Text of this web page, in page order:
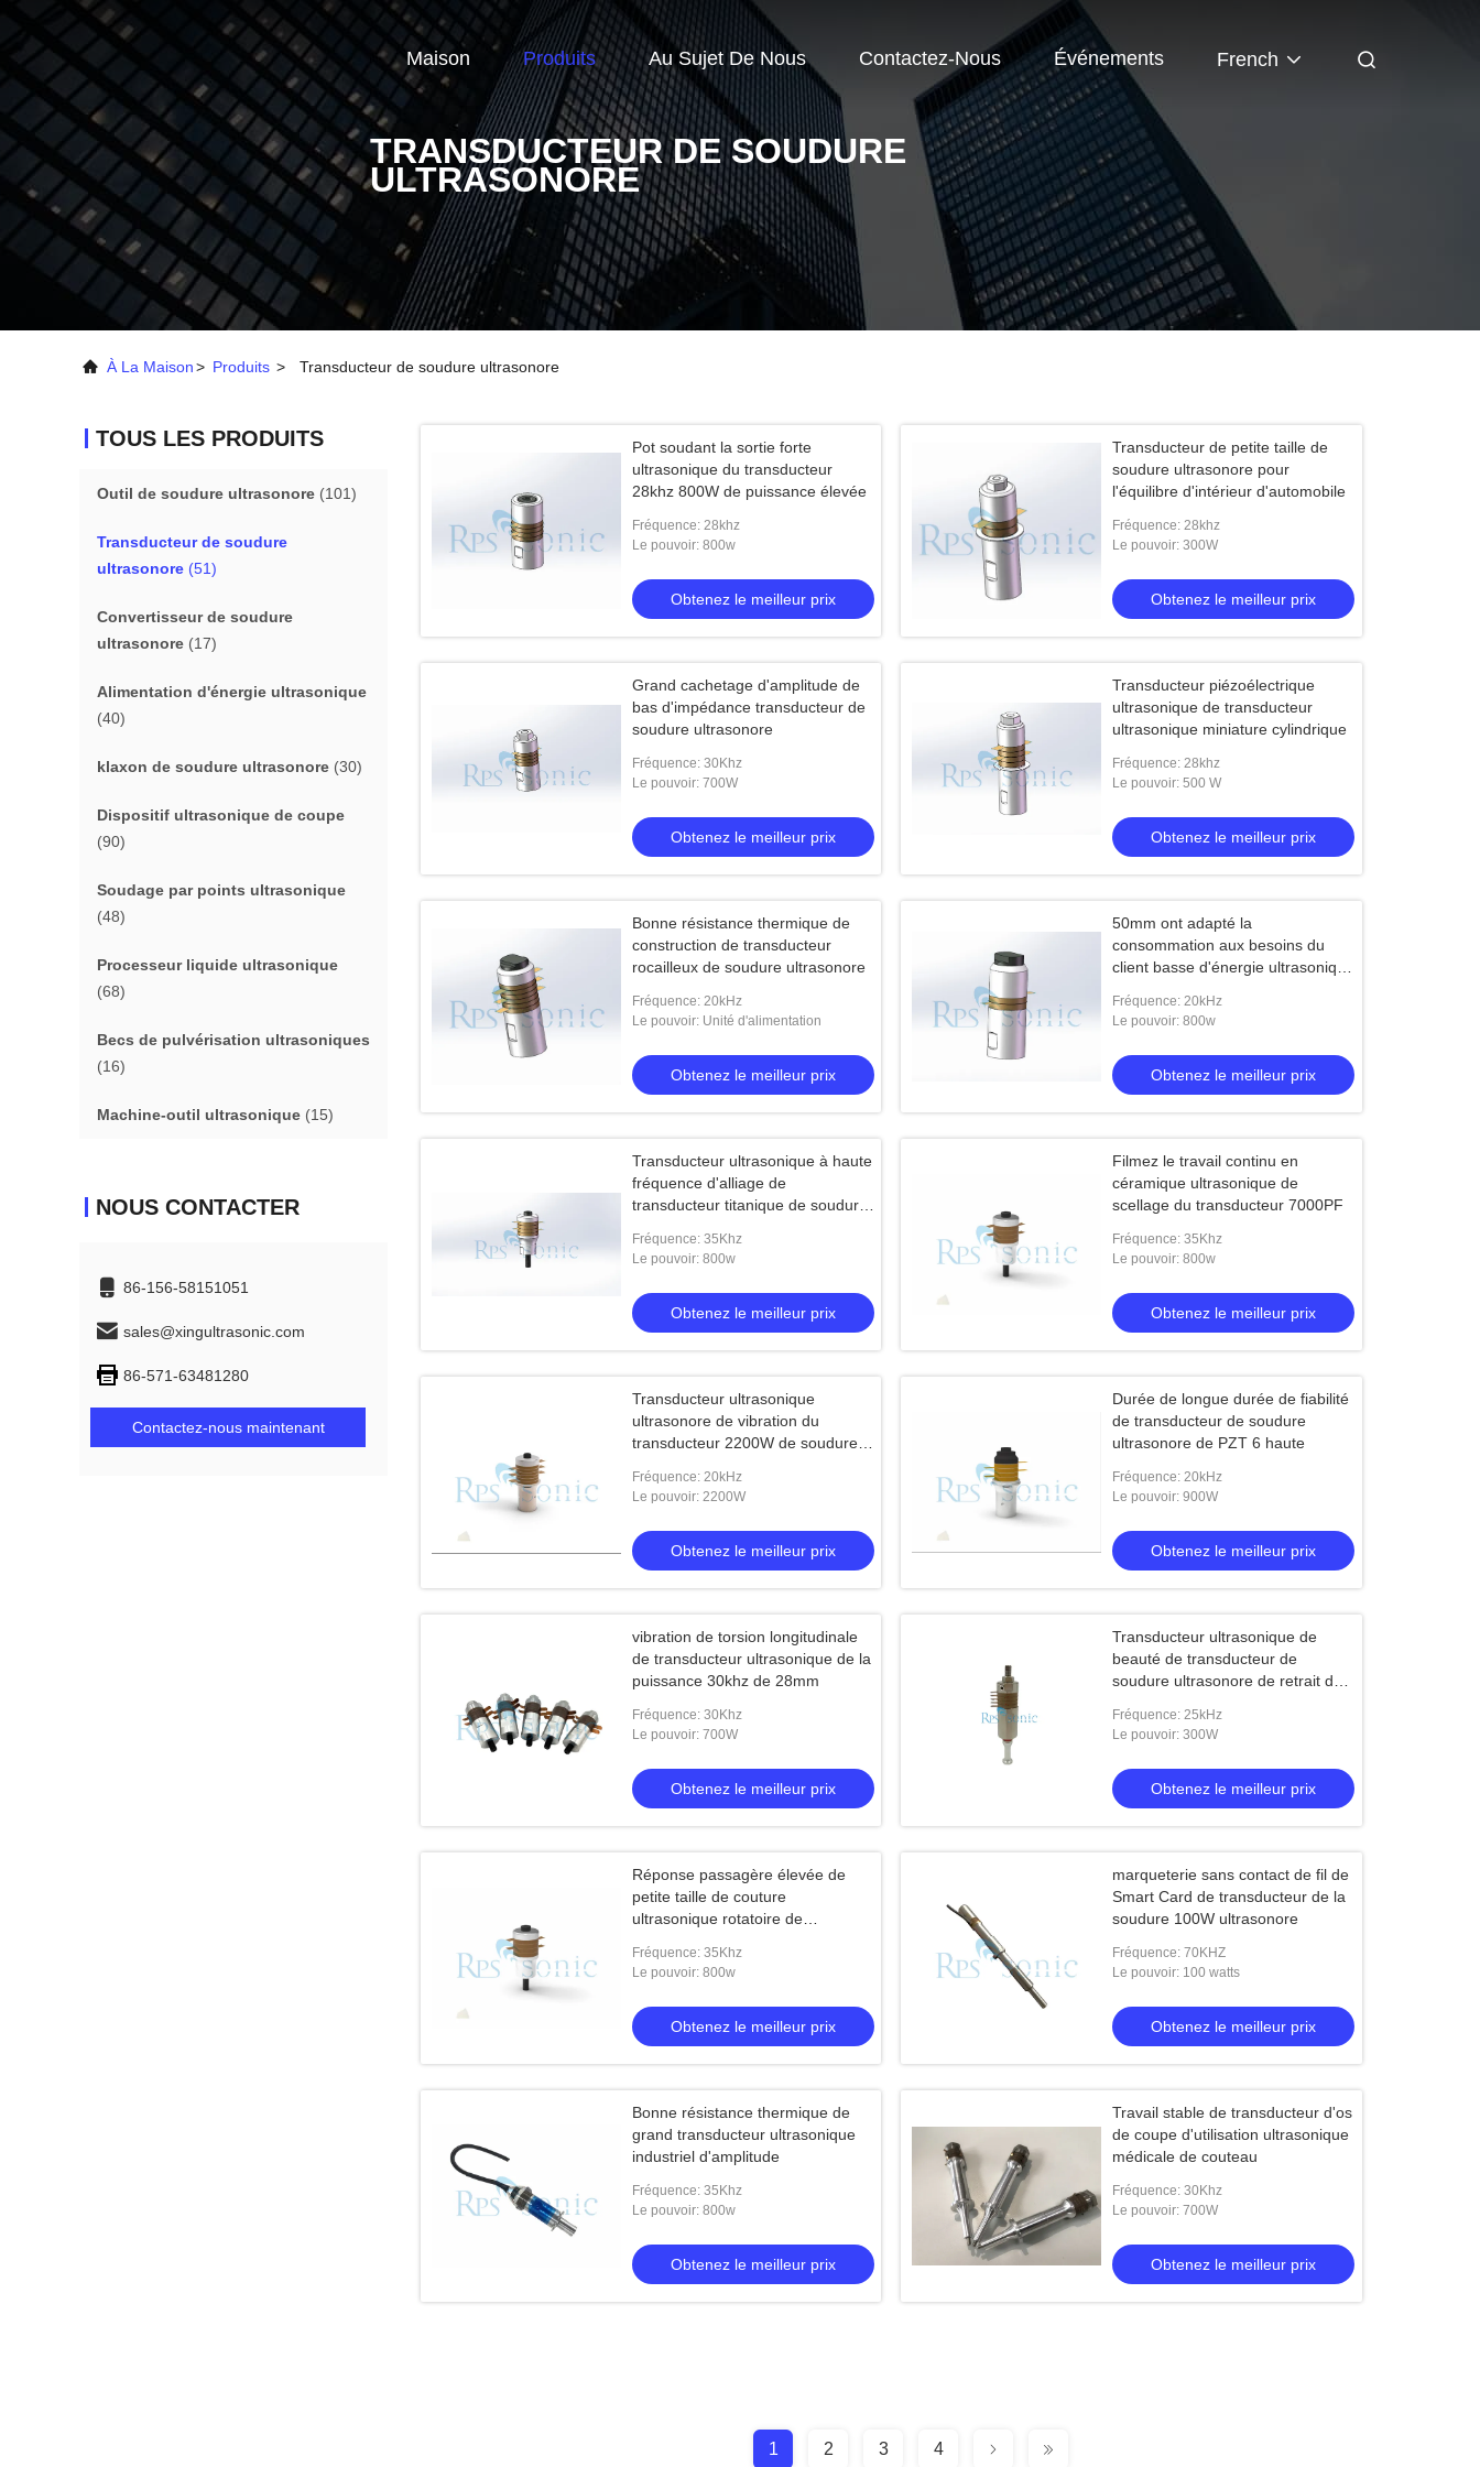
Maison Produits Au Sujet De Nous Contactez-Nous Événements French
TRANSDUCTEUR DE SOUDURE
ULTRASONORE
À La Maison> Produits > Transducteur de soudure ultrasonore
TOUS LES PRODUITS
Outil de soudure ultrasonore (101)
Transducteur de soudure
ultrasonore (51)
Convertisseur de soudure
ultrasonore (17)
Alimentation d'énergie ultrasonique
(40)
klaxon de soudure ultrasonore (30)
Dispositif ultrasonique de coupe
(90)
Soudage par points ultrasonique
(48)
Processeur liquide ultrasonique
(68)
Becs de pulvérisation ultrasoniques
(16)
Machine-outil ultrasonique (15)
NOUS CONTACTER
86-156-58151051
sales@xingultrasonic.com
86-571-63481280
Contactez-nous maintenant
Pot soudant la sortie forte
ultrasonique du transducteur
28khz 800W de puissance élevée
Fréquence: 28khz
Le pouvoir: 800w
Obtenez le meilleur prix
Transducteur de petite taille de
soudure ultrasonore pour
l'équilibre d'intérieur d'automobile
Fréquence: 28khz
Le pouvoir: 300W
Obtenez le meilleur prix
Grand cachetage d'amplitude de
bas d'impédance transducteur de
soudure ultrasonore
Fréquence: 30Khz
Le pouvoir: 700W
Obtenez le meilleur prix
Transducteur piézoélectrique
ultrasonique de transducteur
ultrasonique miniature cylindrique
Fréquence: 28khz
Le pouvoir: 500 W
Obtenez le meilleur prix
Bonne résistance thermique de
construction de transducteur
rocailleux de soudure ultrasonore
Fréquence: 20kHz
Le pouvoir: Unité d'alimentation
Obtenez le meilleur prix
50mm ont adapté la
consommation aux besoins du
client basse d'énergie ultrasonique
Fréquence: 20kHz
Le pouvoir: 800w
Obtenez le meilleur prix
Transducteur ultrasonique à haute
fréquence d'alliage de
transducteur titanique de soudure
Fréquence: 35Khz
Le pouvoir: 800w
Obtenez le meilleur prix
Filmez le travail continu en
céramique ultrasonique de
scellage du transducteur 7000PF
Fréquence: 35Khz
Le pouvoir: 800w
Obtenez le meilleur prix
Transducteur ultrasonique
ultrasonore de vibration du
transducteur 2200W de soudure
Fréquence: 20kHz
Le pouvoir: 2200W
Obtenez le meilleur prix
Durée de longue durée de fiabilité
de transducteur de soudure
ultrasonore de PZT 6 haute
Fréquence: 20kHz
Le pouvoir: 900W
Obtenez le meilleur prix
vibration de torsion longitudinale
de transducteur ultrasonique de la
puissance 30khz de 28mm
Fréquence: 30Khz
Le pouvoir: 700W
Obtenez le meilleur prix
Transducteur ultrasonique de
beauté de transducteur de
soudure ultrasonore de retrait de
Fréquence: 25kHz
Le pouvoir: 300W
Obtenez le meilleur prix
Réponse passagère élevée de
petite taille de couture
ultrasonique rotatoire de
Fréquence: 35Khz
Le pouvoir: 800w
Obtenez le meilleur prix
marqueterie sans contact de fil de
Smart Card de transducteur de la
soudure 100W ultrasonore
Fréquence: 70KHZ
Le pouvoir: 100 watts
Obtenez le meilleur prix
Bonne résistance thermique de
grand transducteur ultrasonique
industriel d'amplitude
Fréquence: 35Khz
Le pouvoir: 800w
Obtenez le meilleur prix
Travail stable de transducteur d'os
de coupe d'utilisation ultrasonique
médicale de couteau
Fréquence: 30Khz
Le pouvoir: 700W
Obtenez le meilleur prix
1 2 3 4